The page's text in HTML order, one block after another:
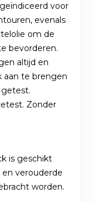
voor
evenals
om de
bevorderen.
altijd en
aan te brengen
Zonder
is geschikt
verouderde
worden.